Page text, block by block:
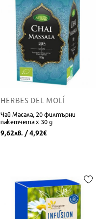
HERBES DEL MOLÍ
Чай Масала, 20 филтърни
пакетчета x 30 g
9,62лв. / 4,92€